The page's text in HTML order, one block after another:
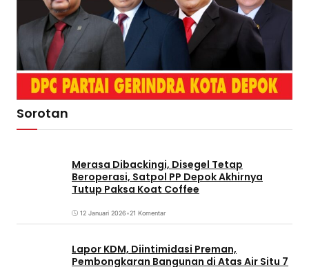
Sorotan
Merasa Dibackingi, Disegel Tetap
Beroperasi, Satpol PP Depok Akhirnya
Tutup Paksa Koat Coffee
12 Januari 2026•21 Komentar
Lapor KDM, Diintimidasi Preman,
Pembongkaran Bangunan di Atas Air Situ 7